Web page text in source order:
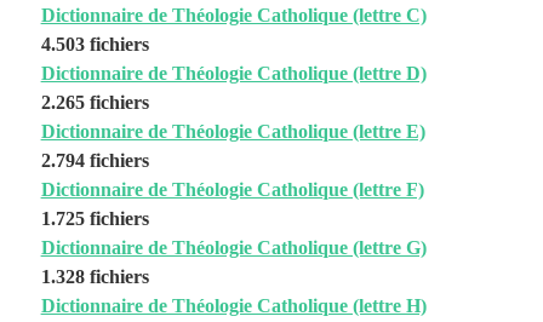
Dictionnaire de Théologie Catholique (lettre C)
4.503 fichiers
Dictionnaire de Théologie Catholique (lettre D)
2.265 fichiers
Dictionnaire de Théologie Catholique (lettre E)
2.794 fichiers
Dictionnaire de Théologie Catholique (lettre F)
1.725 fichiers
Dictionnaire de Théologie Catholique (lettre G)
1.328 fichiers
Dictionnaire de Théologie Catholique (lettre H)